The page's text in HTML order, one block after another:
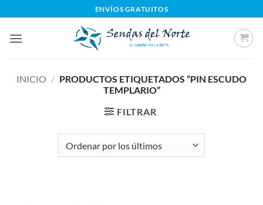
al
contenido
ENVÍOS GRATUITOS
INICIO / PRODUCTOS ETIQUETADOS “PIN ESCUDO
TEMPLARIO”
FILTRAR